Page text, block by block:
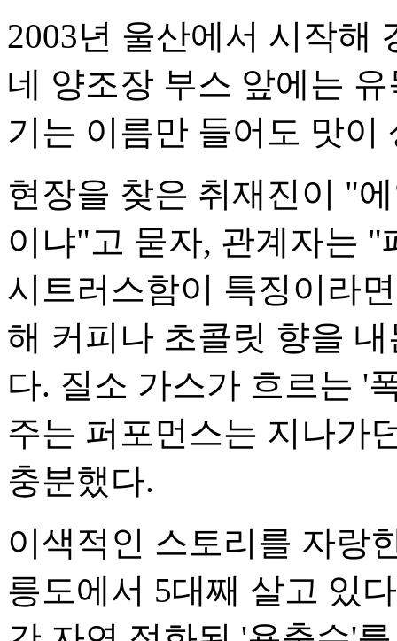
2003년 울산에서 시작해
네 양조장 부스 앞에는
기는 이름만 들어도 맛이
현장을 찾은 취재진이 "
이냐"고 묻자, 관계자는
시트러스함이 특징이라
해 커피나 초콜릿 향을
다. 질소 가스가 흐르는 '
주는 퍼포먼스는 지나가
충분했다.
이색적인 스토리를 자랑
릉도에서 5대째 살고 있